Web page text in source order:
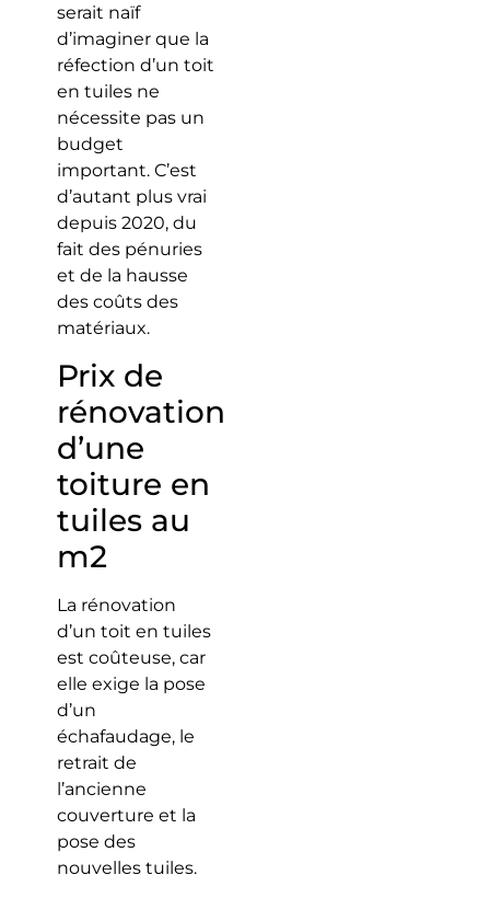
serait naïf
d’imaginer que la
réfection d’un toit
en tuiles ne
nécessite pas un
budget
important. C’est
d’autant plus vrai
depuis 2020, du
fait des pénuries
et de la hausse
des coûts des
matériaux.
Prix de
rénovation
d’une
toiture en
tuiles au
m2
La rénovation
d’un toit en tuiles
est coûteuse, car
elle exige la pose
d’un
échafaudage, le
retrait de
l’ancienne
couverture et la
pose des
nouvelles tuiles.